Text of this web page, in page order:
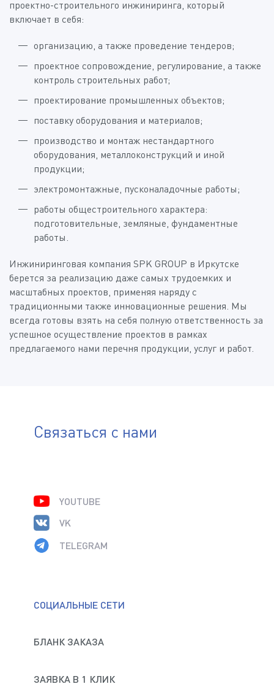
проектно-строительного инжиниринга, который
включает в себя:
организацию, а также проведение тендеров;
проектное сопровождение, регулирование, а также
контроль строительных работ;
проектирование промышленных объектов;
поставку оборудования и материалов;
производство и монтаж нестандартного
оборудования, металлоконструкций и иной
продукции;
электромонтажные, пусконаладочные работы;
работы общестроительного характера:
подготовительные, земляные, фундаментные
работы.
Инжиниринговая компания SPK GROUP в Иркутске
берется за реализацию даже самых трудоемких и
масштабных проектов, применяя наряду с
традиционными также инновационные решения. Мы
всегда готовы взять на себя полную ответственность за
успешное осуществление проектов в рамках
предлагаемого нами перечня продукции, услуг и работ.
Связаться с нами
СОЦИАЛЬНЫЕ СЕТИ
БЛАНК ЗАКАЗА
ЗАЯВКА В 1 КЛИК
YOUTUBE
VK
TELEGRAM